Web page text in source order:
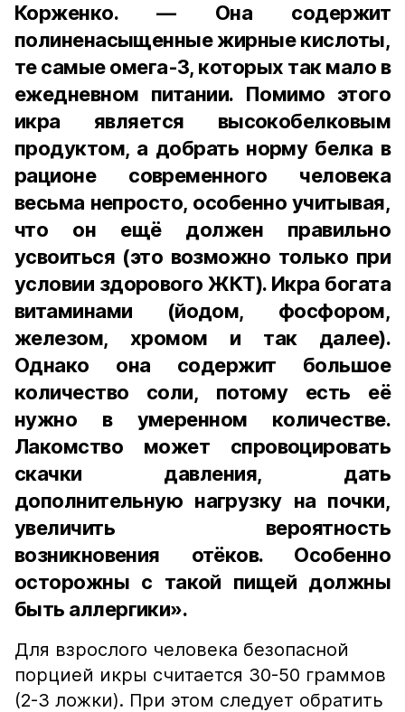
Корженко. — Она содержит
полиненасыщенные жирные кислоты,
те самые омега-3, которых так мало в
ежедневном питании. Помимо этого
икра является высокобелковым
продуктом, а добрать норму белка в
рационе современного человека
весьма непросто, особенно учитывая,
что он ещё должен правильно
усвоиться (это возможно только при
условии здорового ЖКТ). Икра богата
витаминами (йодом, фосфором,
железом, хромом и так далее).
Однако она содержит большое
количество соли, потому есть её
нужно в умеренном количестве.
Лакомство может спровоцировать
скачки давления, дать
дополнительную нагрузку на почки,
увеличить вероятность
возникновения отёков. Особенно
осторожны с такой пищей должны
быть аллергики».
Для взрослого человека безопасной
порцией икры считается 30-50 граммов
(2-3 ложки). При этом следует обратить